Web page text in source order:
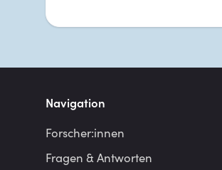
Navigation
Forscher:innen
Fragen & Antworten